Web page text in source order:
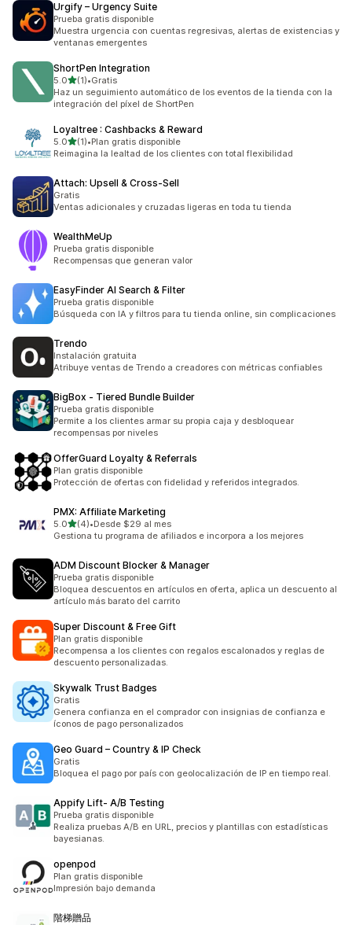
Urgify – Urgency Suite
Prueba gratis disponible
Muestra urgencia con cuentas regresivas, alertas de existencias y
ventanas emergentes
ShortPen Integration
5.0de 5 estrellas
(1)
1 reseñas en total
•Gratis
Haz un seguimiento automático de los eventos de la tienda con la
integración del píxel de ShortPen
Loyaltree : Cashbacks & Reward
5.0de 5 estrellas
(1)
1 reseñas en total
•Plan gratis disponible
Reimagina la lealtad de los clientes con total flexibilidad
Attach: Upsell & Cross‑Sell
Gratis
Ventas adicionales y cruzadas ligeras en toda tu tienda
WealthMeUp
Prueba gratis disponible
Recompensas que generan valor
EasyFinder AI Search & Filter
Prueba gratis disponible
Búsqueda con IA y filtros para tu tienda online, sin complicaciones
Trendo
Instalación gratuita
Atribuye ventas de Trendo a creadores con métricas confiables
BigBox ‑ Tiered Bundle Builder
Prueba gratis disponible
Permite a los clientes armar su propia caja y desbloquear
recompensas por niveles
OfferGuard Loyalty & Referrals
Plan gratis disponible
Protección de ofertas con fidelidad y referidos integrados.
PMX: Affiliate Marketing
5.0de 5 estrellas
(4)
4 reseñas en total
•Desde $29 al mes
Gestiona tu programa de afiliados e incorpora a los mejores
ADM Discount Blocker & Manager
Prueba gratis disponible
Bloquea descuentos en artículos en oferta, aplica un descuento al
artículo más barato del carrito
Super Discount & Free Gift
Plan gratis disponible
Recompensa a los clientes con regalos escalonados y reglas de
descuento personalizadas.
Skywalk Trust Badges
Gratis
Genera confianza en el comprador con insignias de confianza e
íconos de pago personalizados
Geo Guard – Country & IP Check
Gratis
Bloquea el pago por país con geolocalización de IP en tiempo real.
Appify Lift‑ A/B Testing
Prueba gratis disponible
Realiza pruebas A/B en URL, precios y plantillas con estadísticas
bayesianas.
openpod
Plan gratis disponible
Impresión bajo demanda
階梯贈品